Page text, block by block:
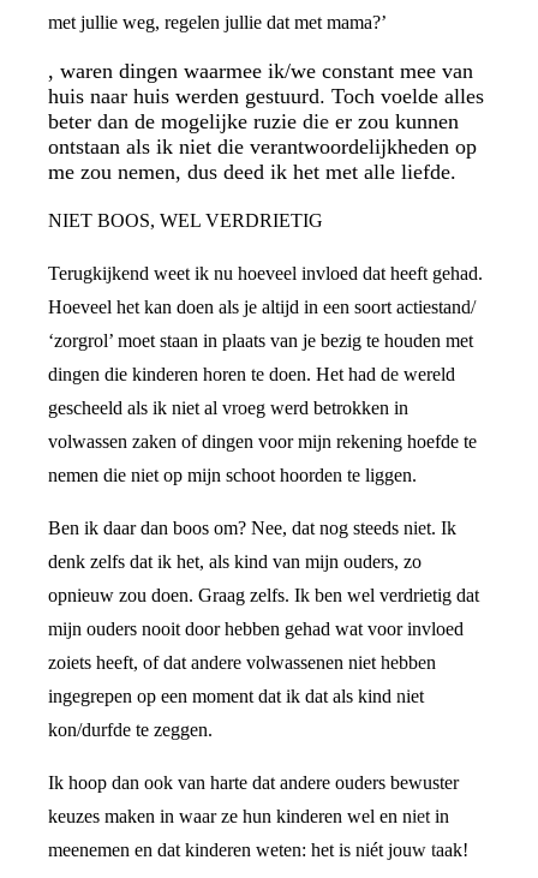
met jullie weg, regelen jullie dat met mama?’
, waren dingen waarmee ik/we constant mee van
huis naar huis werden gestuurd. Toch voelde alles
beter dan de mogelijke ruzie die er zou kunnen
ontstaan als ik niet die verantwoordelijkheden op
me zou nemen, dus deed ik het met alle liefde.
NIET BOOS, WEL VERDRIETIG
Terugkijkend weet ik nu hoeveel invloed dat heeft gehad.
Hoeveel het kan doen als je altijd in een soort actiestand/
‘zorgrol’ moet staan in plaats van je bezig te houden met
dingen die kinderen horen te doen. Het had de wereld
gescheeld als ik niet al vroeg werd betrokken in
volwassen zaken of dingen voor mijn rekening hoefde te
nemen die niet op mijn schoot hoorden te liggen.
Ben ik daar dan boos om? Nee, dat nog steeds niet. Ik
denk zelfs dat ik het, als kind van mijn ouders, zo
opnieuw zou doen. Graag zelfs. Ik ben wel verdrietig dat
mijn ouders nooit door hebben gehad wat voor invloed
zoiets heeft, of dat andere volwassenen niet hebben
ingegrepen op een moment dat ik dat als kind niet
kon/durfde te zeggen.
Ik hoop dan ook van harte dat andere ouders bewuster
keuzes maken in waar ze hun kinderen wel en niet in
meenemen en dat kinderen weten: het is niét jouw taak!